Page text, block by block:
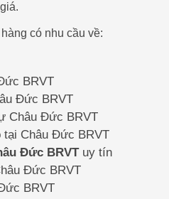
có nhu cầu về:
BRVT
Đức BRVT
Châu Đức BRVT
tại Châu Đức BRVT
Đức BRVTuy tín
Đức BRVT
BRVT